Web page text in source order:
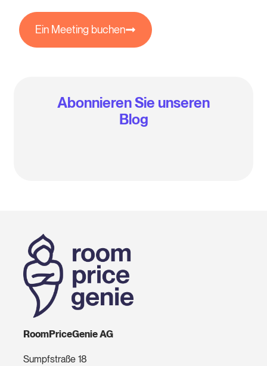
Ein Meeting buchen
Abonnieren Sie unseren
Blog
RoomPriceGenie AG
Sumpfstraße 18